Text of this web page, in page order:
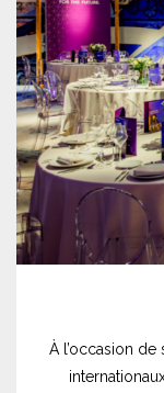
À l’occasion de